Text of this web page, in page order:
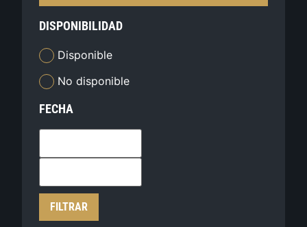
DISPONIBILIDAD
Disponible
No disponible
FECHA
FILTRAR